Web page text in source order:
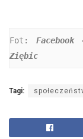
Fot:
Ziębic
Tagi: